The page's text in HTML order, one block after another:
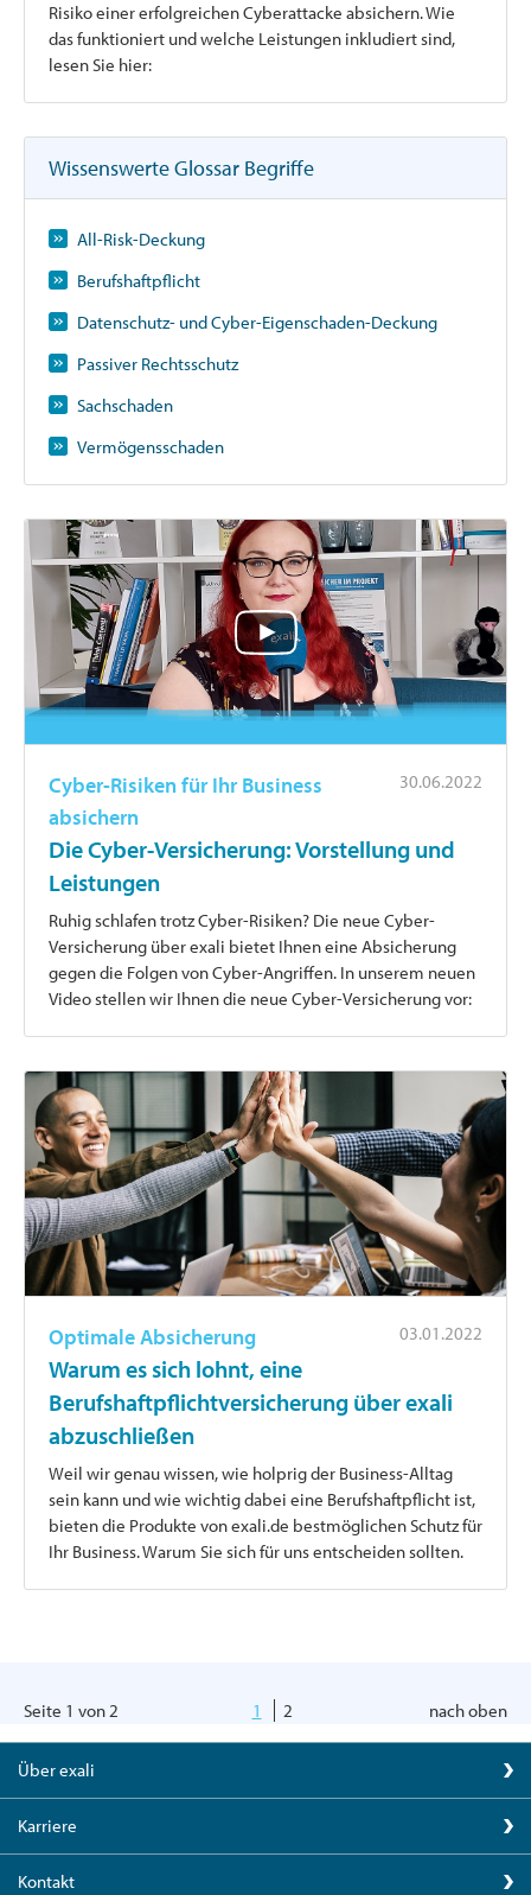
Risiko einer erfolgreichen Cyberattacke absichern. Wie
das funktioniert und welche Leistungen inkludiert sind,
lesen Sie hier:
Wissenswerte Glossar Begriffe
All-Risk-Deckung
Berufshaftpflicht
Datenschutz- und Cyber-Eigenschaden-Deckung
Passiver Rechtsschutz
Sachschaden
Vermögensschaden
30.06.2022
Cyber-Risiken für Ihr Business
absichern
Die Cyber-Versicherung: Vorstellung und
Leistungen
Ruhig schlafen trotz Cyber-Risiken? Die neue Cyber-
Versicherung über exali bietet Ihnen eine Absicherung
gegen die Folgen von Cyber-Angriffen. In unserem neuen
Video stellen wir Ihnen die neue Cyber-Versicherung vor:
03.01.2022
Optimale Absicherung
Warum es sich lohnt, eine
Berufshaftpflichtversicherung über exali
abzuschließen
Weil wir genau wissen, wie holprig der Business-Alltag
sein kann und wie wichtig dabei eine Berufshaftpflicht ist,
bieten die Produkte von exali.de bestmöglichen Schutz für
Ihr Business. Warum Sie sich für uns entscheiden sollten.
Seite 1 von 2 1 2 nach oben
Über exali
Karriere
Kontakt